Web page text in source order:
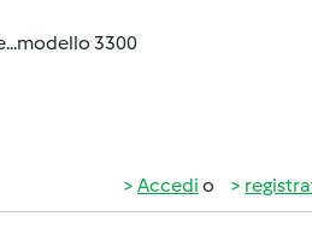
3300
Accedi o